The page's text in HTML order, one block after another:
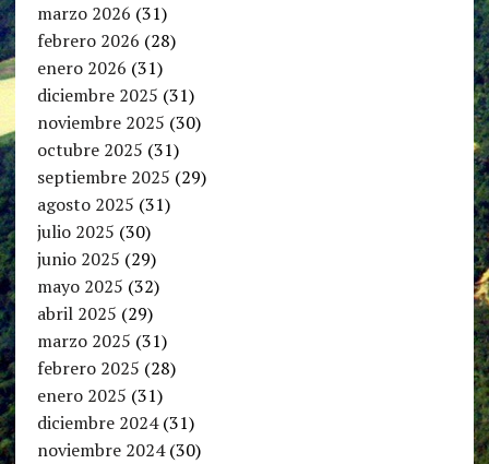
marzo 2026 (31)
febrero 2026 (28)
enero 2026 (31)
diciembre 2025 (31)
noviembre 2025 (30)
octubre 2025 (31)
septiembre 2025 (29)
agosto 2025 (31)
julio 2025 (30)
junio 2025 (29)
mayo 2025 (32)
abril 2025 (29)
marzo 2025 (31)
febrero 2025 (28)
enero 2025 (31)
diciembre 2024(31)
noviembre 2024(30)